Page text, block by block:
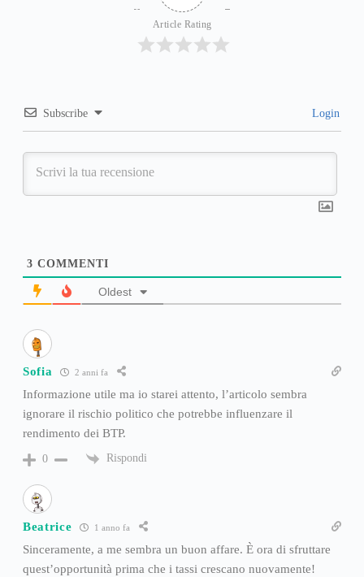
Article Rating
Subscribe Login
3 COMMENTI
Oldest
Sofia 2 anni fa
Informazione utile ma io starei attento, l’articolo sembra
ignorare il rischio politico che potrebbe influenzare il
rendimento dei BTP.
0 Rispondi
Beatrice 1 anno fa
Sinceramente, a me sembra un buon affare. È ora di sfruttare
quest’opportunità prima che i tassi crescano nuovamente!